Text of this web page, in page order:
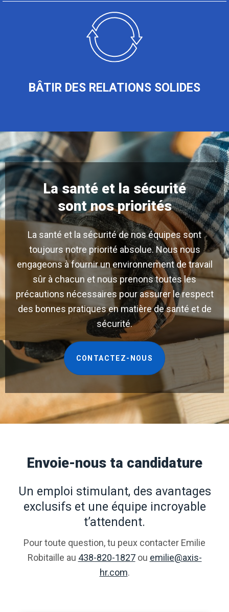
BÂTIR DES RELATIONS SOLIDES
La santé et la sécurité
sont nos priorités
La santé et la sécurité de nos équipes sont
toujours notre priorité absolue. Nous nous
engageons à fournir un environnement de travail
sûr à chacun et nous prenons toutes les
précautions nécessaires pour assurer le respect
des bonnes pratiques en matière de santé et de
sécurité.
CONTACTEZ-NOUS
Envoie-nous ta candidature
Un emploi stimulant, des avantages
exclusifs et une équipe incroyable
t’attendent.
Pour toute question, tu peux contacter Emilie
Robitaille au 438-820-1827ou emilie@axis-
hr.com.